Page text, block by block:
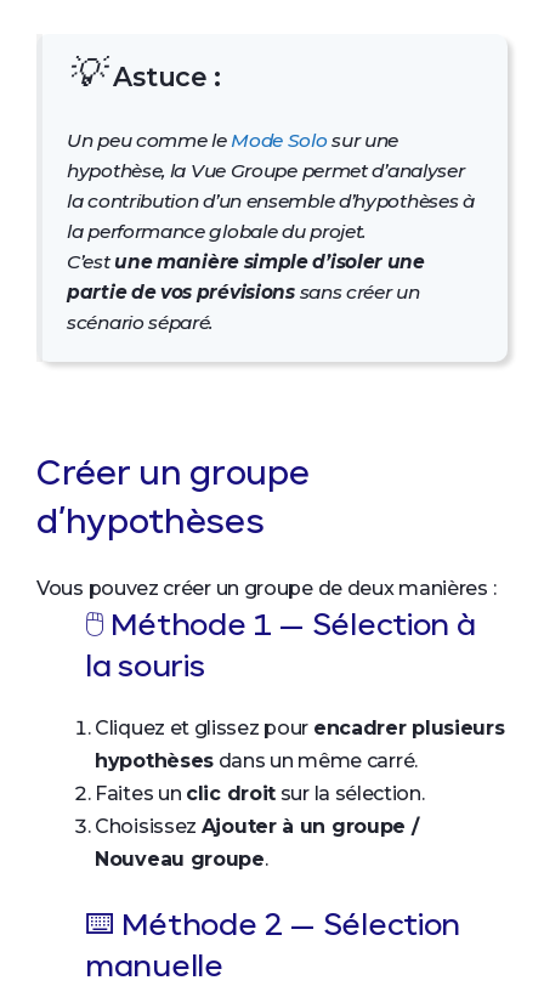
💡Astuce :
Un peu comme le Mode Solosur une
hypothèse, la Vue Groupepermet d’analyser
la contribution d’un ensemble d’hypothèses à
la performance globale du projet.
C’estune manière simple d’isoler une
partie de vos prévisionssans créer un
scénario séparé.
Créer un groupe
d’hypothèses
Vous pouvez créer un groupe de deux manières :
🖱️ Méthode 1 — Sélection à
la souris
Cliquez et glissez pour encadrer plusieurs
hypothèses dans un même carré.
Faites un clic droit sur la sélection.
Choisissez Ajouter à un groupe /
Nouveau groupe.
⌨️ Méthode 2 — Sélection
manuelle